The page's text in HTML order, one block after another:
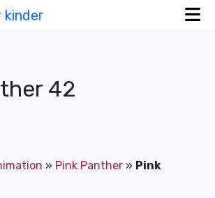
42
» Pink Panther » Pink